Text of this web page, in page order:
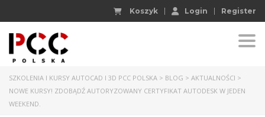
Koszyk Login Register
SZKOLENIA I KURSY AUTOCAD I 3D PCC POLSKA > BLOG > AKTUALNOŚCI >
NOWE KURSY! ZDOBĄDŹ AUTORYZOWANY CERTYFIKAT AUTODESK W JEDEN
WEEKEND.